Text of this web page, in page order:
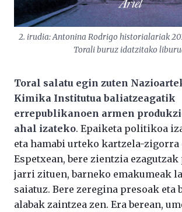
2. irudia: Antonina Rodrigo historialariak
Torali buruz idatzitako
Toral salatu egin zuten
Kimika Institutua baliatzeagatik
errepublikanoen armen
ahal izateko. Epaiketa politikoa
eta hamabi urteko kartzela-
Espetxean, bere zientzia
jarri zituen, barneko emakumeak
saiatuz. Bere zeregina presoak eta
alabak zaintzea zen. Era berean,